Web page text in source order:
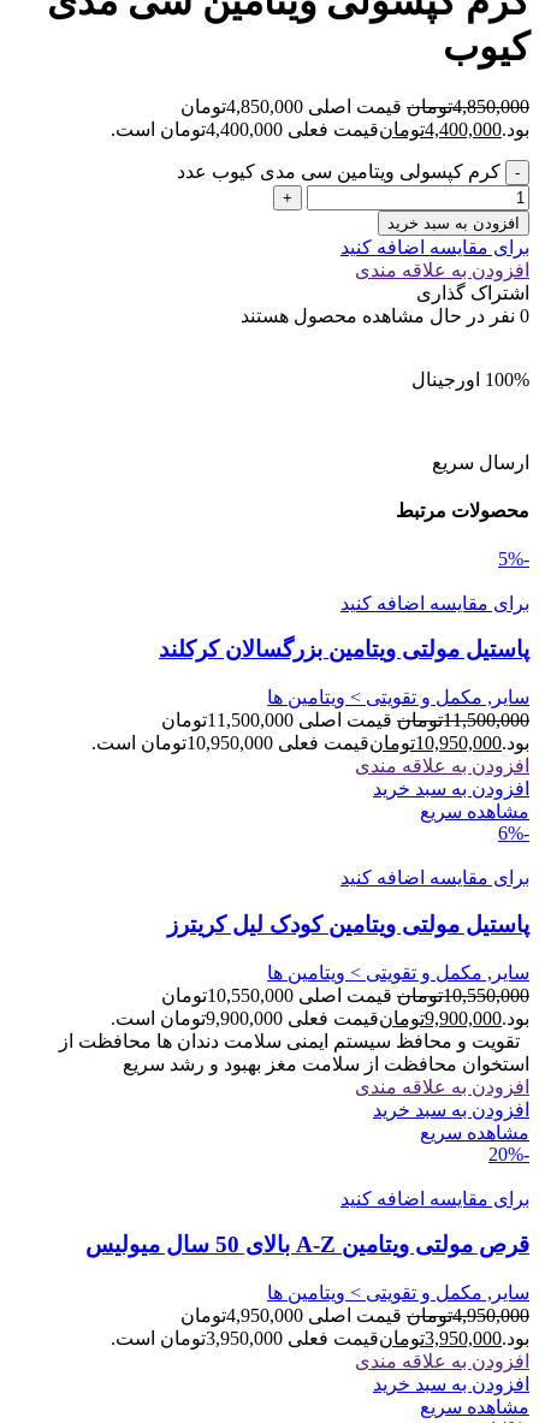
کیوب
4,850,000تومان
قیمت اصلی 4,850,000تومان
بود.4,400,000تومانقیمت فعلی 4,400,000تومان است.
کرم کپسولی ویتامین سی مدی کیوب عدد
افزودن به سبد خرید
برای مقایسه اضافه کنید
افزودن به علاقه مندی
اشتراک گذاری
0 نفر در حال مشاهده محصول هستند
100% اورجینال
ارسال سریع
محصولات مرتبط
-5%
برای مقایسه اضافه کنید
پاستیل مولتی ویتامین بزرگسالان کرکلند
سایر, مکمل و تقویتی > ویتامین ها
11,500,000تومان
قیمت اصلی 11,500,000تومان
بود.10,950,000تومانقیمت فعلی 10,950,000تومان است.
افزودن به علاقه مندی
افزودن به سبد خرید
مشاهده سریع
-6%
برای مقایسه اضافه کنید
پاستیل مولتی ویتامین کودک لیل کریترز
سایر, مکمل و تقویتی > ویتامین ها
10,550,000تومان
قیمت اصلی 10,550,000تومان
بود.9,900,000تومانقیمت فعلی 9,900,000تومان است.
تقویت و محافظ سیستم ایمنی سلامت دندان ها محافظت از
استخوان محافظت از سلامت مغز بهبود و رشد سریع
افزودن به علاقه مندی
افزودن به سبد خرید
مشاهده سریع
-20%
برای مقایسه اضافه کنید
قرص مولتی ویتامین A-Z بالای 50 سال میولیس
سایر, مکمل و تقویتی > ویتامین ها
4,950,000تومان
قیمت اصلی 4,950,000تومان
بود.3,950,000تومانقیمت فعلی 3,950,000تومان است.
افزودن به علاقه مندی
افزودن به سبد خرید
مشاهده سریع